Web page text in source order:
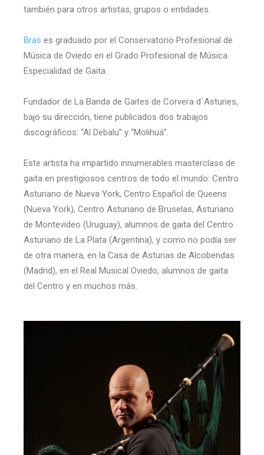
también para otros artistas, grupos o entidades.
Bras es graduado por el Conservatorio Profesional de
Música de Oviedo en el Grado Profesional de Música.
Especialidad de Gaita.
Fundador de La Banda de Gaites de Corvera d´Asturies,
bajo su dirección, tiene publicados dos trabajos
discográficos: “Al Debalu” y “Molihuá”.
Este artista ha impartido innumerables masterclass de
gaita en prestigiosos centros de todo el mundo: Centro
Asturiano de Nueva York, Centro Español de Queens
(Nueva York), Centro Asturiano de Bruselas, Asturiano
de Montevideo (Uruguay), alumnos de gaita del Centro
Asturiano de La Plata (Argentina), y como no podía ser
de otra manera, en la Casa de Asturias de Alcobendas
(Madrid), en el Real Musical Oviedo, alumnos de gaita
del Centro y en muchos más.